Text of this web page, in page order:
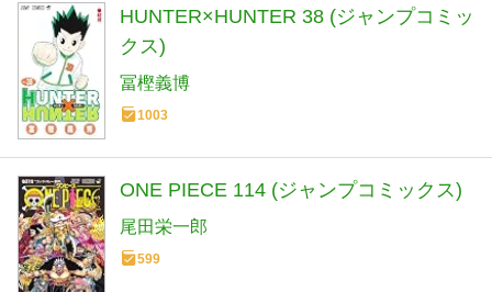
HUNTER×HUNTER 38 (ジャンプコミッ
クス)
冨樫義博
1003
ONE PIECE 114 (ジャンプコミックス)
尾田栄一郎
599